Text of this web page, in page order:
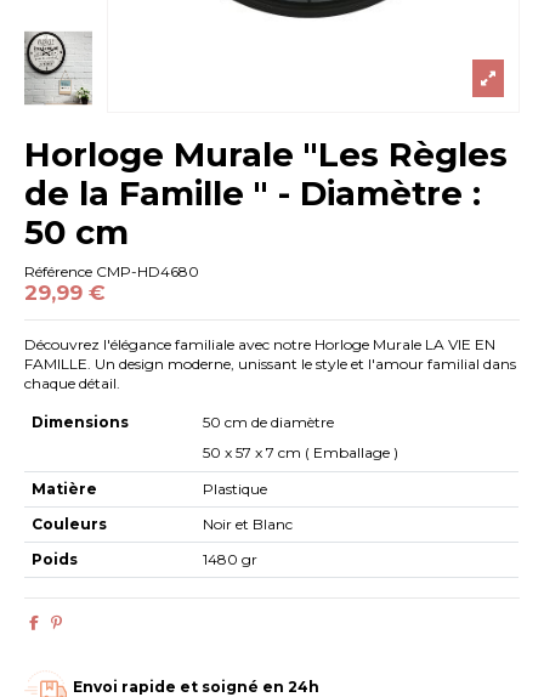
Horloge Murale "Les Règles
de la Famille " - Diamètre :
50 cm
Référence CMP-HD4680
29,99 €
Découvrez l'élégance familiale avec notre Horloge Murale LA VIE EN
FAMILLE. Un design moderne, unissant le style et l'amour familial dans
chaque détail.
Dimensions
50 cm de diamètre
50 x 57 x 7 cm ( Emballage )
Matière
Plastique
Couleurs
Noir et Blanc
Poids
1480 gr
Envoi rapide et soigné en 24h